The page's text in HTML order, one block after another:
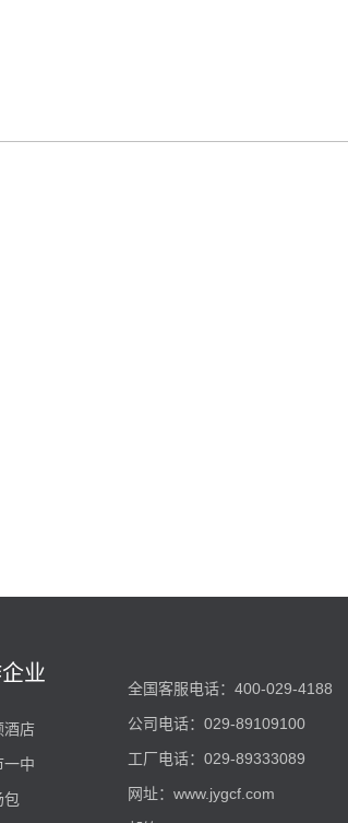
业
酒店
一中
包
全国客服电话：400-029-4188
公司电话：029-89109100
工厂电话：029-89333089
网址： www.jygcf.com